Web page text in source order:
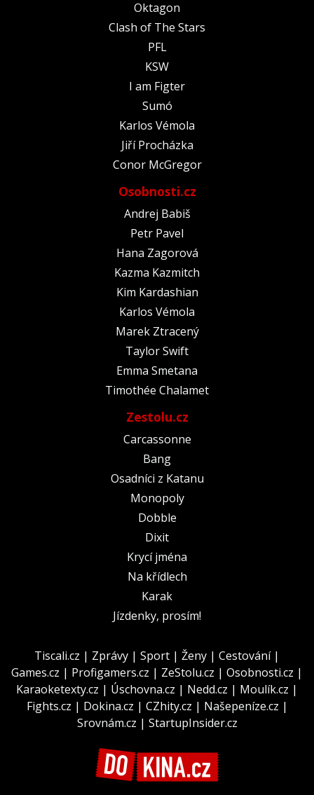
Oktagon
Clash of The Stars
PFL
KSW
I am Figter
Sumó
Karlos Vémola
Jiří Procházka
Conor McGregor
Osobnosti.cz
Andrej Babiš
Petr Pavel
Hana Zagorová
Kazma Kazmitch
Kim Kardashian
Karlos Vémola
Marek Ztracený
Taylor Swift
Emma Smetana
Timothée Chalamet
Zestolu.cz
Carcassonne
Bang
Osadníci z Katanu
Monopoly
Dobble
Dixit
Krycí jména
Na křídlech
Karak
Jízdenky, prosím!
Tiscali.cz | Zprávy | Sport | Ženy | Cestování|
Games.cz | Profigamers.cz | ZeStolu.cz | Osobnosti.cz |
Karaoketexty.cz | Úschovna.cz | Nedd.cz | Moulík.cz |
Fights.cz | Dokina.cz | CZhity.cz | Našepeníze.cz |
Srovnám.cz | StartupInsider.cz